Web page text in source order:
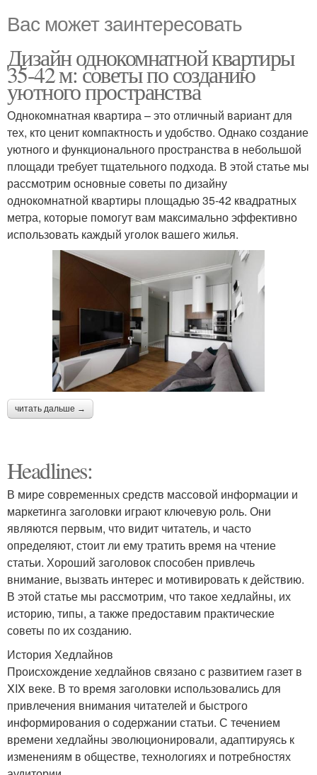
Вас может заинтересовать
Дизайн однокомнатной квартиры
35-42 м: советы по созданию
уютного пространства
Однокомнатная квартира – это отличный вариант для
тех, кто ценит компактность и удобство. Однако создание
уютного и функционального пространства в небольшой
площади требует тщательного подхода. В этой статье мы
рассмотрим основные советы по дизайну
однокомнатной квартиры площадью 35-42 квадратных
метра, которые помогут вам максимально эффективно
использовать каждый уголок вашего жилья.
читать дальше →
Headlines:
В мире современных средств массовой информации и
маркетинга заголовки играют ключевую роль. Они
являются первым, что видит читатель, и часто
определяют, стоит ли ему тратить время на чтение
статьи. Хороший заголовок способен привлечь
внимание, вызвать интерес и мотивировать к действию.
В этой статье мы рассмотрим, что такое хедлайны, их
историю, типы, а также предоставим практические
советы по их созданию.
История Хедлайнов
Происхождение хедлайнов связано с развитием газет в
XIX веке. В то время заголовки использовались для
привлечения внимания читателей и быстрого
информирования о содержании статьи. С течением
времени хедлайны эволюционировали, адаптируясь к
изменениям в обществе, технологиях и потребностях